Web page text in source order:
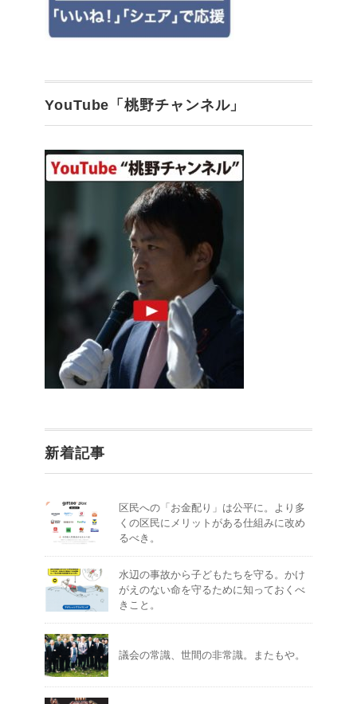
YouTube「桃野チャンネル」
新着記事
区民への「お金配り」は公平に。より多
くの区民にメリットがある仕組みに改め
るべき。
水辺の事故から子どもたちを守る。かけ
がえのない命を守るために知っておくべ
きこと。
議会の常識、世間の非常識。またもや。